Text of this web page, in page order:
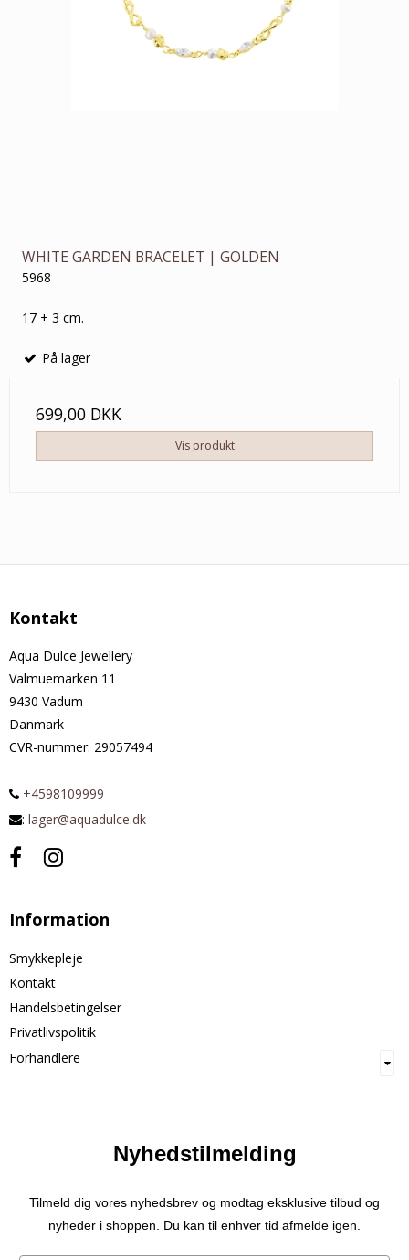
WHITE GARDEN BRACELET | GOLDEN
5968
17 + 3 cm.
På lager
699,00 DKK
Vis produkt
Kontakt
Aqua Dulce Jewellery
Valmuemarken 11
9430 Vadum
Danmark
CVR-nummer: 29057494
+4598109999
: lager@aquadulce.dk
Information
Smykkepleje
Kontakt
Handelsbetingelser
Privatlivspolitik
Forhandlere
Nyhedstilmelding
Tilmeld dig vores nyhedsbrev og modtag eksklusive tilbud og
nyheder i shoppen. Du kan til enhver tid afmelde igen.